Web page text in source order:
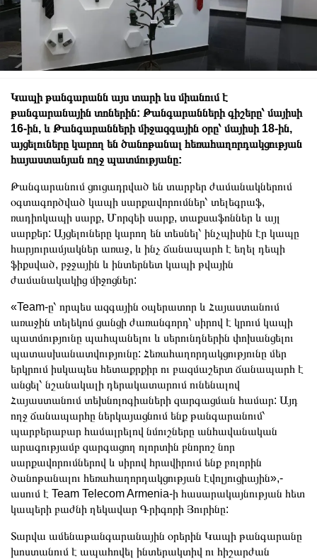
Կապի թանգարանն այս տարի ևս միանում է
թանգարանային տոներին: Թանգարանների գիշերը՝ մայիսի
16-ին, և Թանգարանների միջազգային օրը՝ մայիսի 18-ին,
այցելուները կարող են ծանոթանալ հեռահաղորդակցության
հայաստանյան ողջ պատմությանը:
Թանգարանում ցուցադրված են տարբեր ժամանակներում
օգտագործված կապի սարքավորումներ՝ տելեգրաֆ,
ռադիոկապի սարք, Մորզեի սարք, տաքսաֆոններ և այլ
սարքեր: Այցելուները կարող են տեսնել՝ ինչպիսին էր կապը
հարյուրամյակներ առաջ, և ինչ ճանապարհ է եղել դեպի
ֆիքսված, բջջային և ինտերնետ կապի թվային
ժամանակակից միջոցներ:
«Team-ը՝ որպես ազգային օպերատոր և Հայաստանում
առաջին տելեկոմ ցանցի ժառանգորդ՝ սիրով է կրում կապի
պատմությունը պահպանելու և սերունդներին փոխանցելու
պատասխանատվությունը: Հեռահաղորդակցությունը մեր
երկրում իսկապես հետաքրքիր ու բազմաշերտ ճանապարհ է
անցել՝ նշանակալի դերակատարում ունենալով
Հայաստանում տեխնոլոգիաների զարգացման համար: Այդ
ողջ ճանապարհը ներկայացնում ենք թանգարանում՝
պարբերաբար համալրելով նմուշները անհավանական
արագությամբ զարգացող ոլորտին բնորոշ նոր
սարքավորումներով և սիրով հրավիրում ենք բոլորին
ծանոթանալու հեռահաղորդակցության էվոլյուցիային»,-
ասում է Team Telecom Armenia-ի հասարակայնության հետ
կապերի բաժնի ղեկավար Գրիգորի Յուրինը:
Տարվա ամենաթանգարանային օրերին Կապի թանգարանը
խոստանում է ապահովել ինտերակտիվ ու հիշարժան